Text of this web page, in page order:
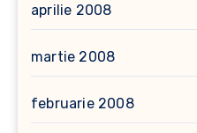
aprilie 2008
martie 2008
februarie 2008